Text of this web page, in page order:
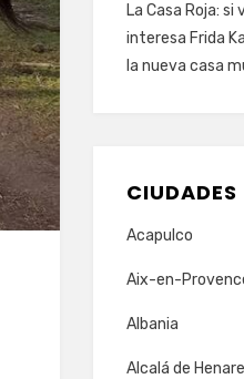
La Casa Roja:
interesa Frida
la nueva casa
CIUDADES
Acapulco
Aix-en-
Albania
Alcalá de